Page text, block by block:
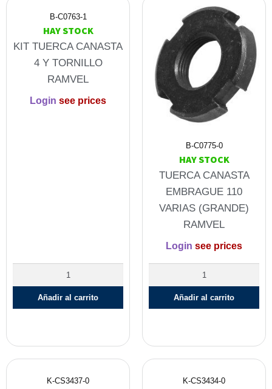
B-C0763-1
HAY STOCK
KIT TUERCA CANASTA
4 Y TORNILLO
RAMVEL
Login see prices
Añadir al carrito
B-C0775-0
HAY STOCK
TUERCA CANASTA
EMBRAGUE 110
VARIAS (GRANDE)
RAMVEL
Login see prices
Añadir al carrito
K-CS3437-0 K-CS3434-0